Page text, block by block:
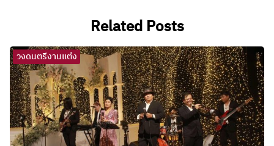
Related Posts
วงดนตรีงานแต่ง